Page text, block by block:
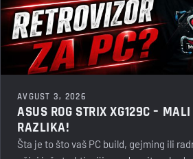
AVGUST 3, 2026
ASUS ROG STRIX XG129C –
RAZLIKA!
Šta je to što vaš PC build, gejming ili